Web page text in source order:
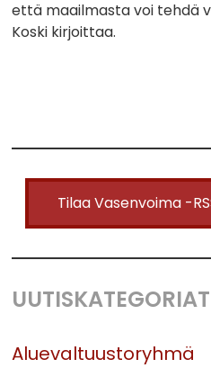
että maailmasta voi tehdä
Koski kirjoittaa.
Tilaa Vasenvoima -
UUTISKATEGORIAT
Aluevaltuustoryhmä